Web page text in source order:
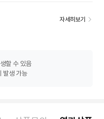
자세히보기
할 수 있음
발생 가능